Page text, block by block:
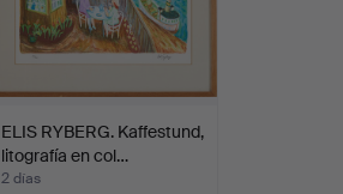
ELIS RYBERG. Kaffestund,
litografía en col…
2 días